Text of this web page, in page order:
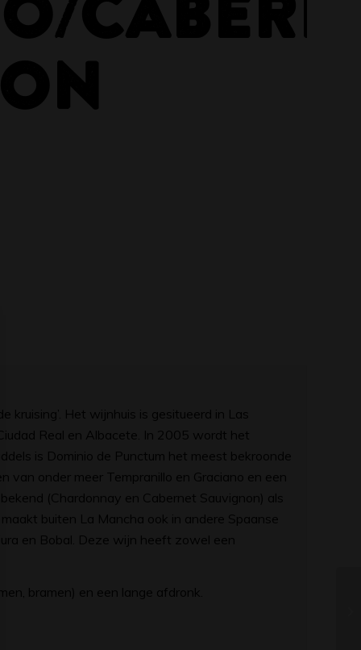
kruising’. Het wijnhuis is gesitueerd in Las
Real en Albacete. In 2005 wordt het
is Dominio de Punctum het meest bekroonde
van onder meer Tempranillo en Graciano en een
(Chardonnay en Cabernet Sauvignon) als
buiten La Mancha ook in andere Spaanse
en Bobal. Deze wijn heeft zowel een
bramen) en een lange afdronk.